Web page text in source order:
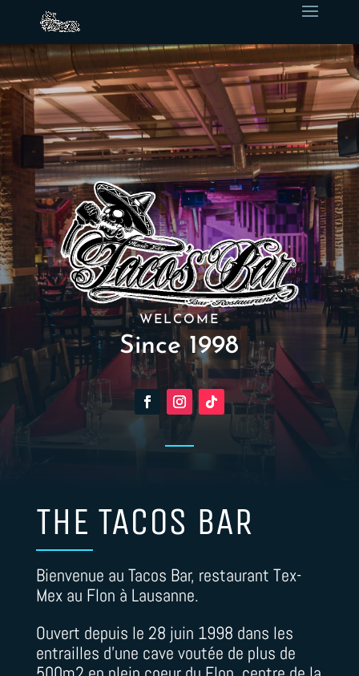
WELCOME
Since 1998
THE TACOS BAR
Bienvenue au Tacos Bar, restaurant Tex-
Mex au Flon à Lausanne.
Ouvert depuis le 28 juin 1998 dans les
entrailles d’une cave voutée de plus de